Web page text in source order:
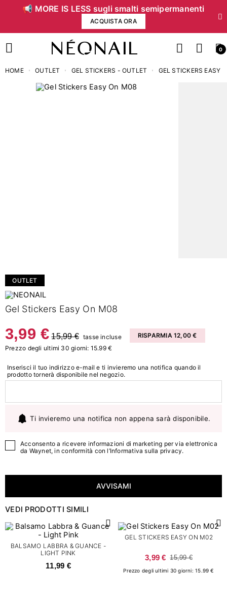
📢 MORE IS LESS sugli smalti semipermanenti
ACQUISTA ORA
0
HOME OUTLET GEL STICKERS - OUTLET GEL STICKERS EASY
OUTLET
Gel Stickers Easy On M08
3,99 € 15,99 € tasse incluse
RISPARMIA 12,00 €
Prezzo degli ultimi 30 giorni: 15.99 €
Inserisci il tuo indirizzo e-mail e ti invieremo una notifica quando il
prodotto tornerà disponibile nel negozio.
Ti invieremo una notifica non appena sarà disponibile.
Acconsento a ricevere informazioni di marketing per via elettronica
da Waynet, in conformità con l’Informativa sulla privacy.
AVVISAMI
VEDI PRODOTTI SIMILI
BALSAMO LABBRA & GUANCE -
LIGHT PINK
11,99 €
GEL STICKERS EASY ON M02
3,99 € 15,99 €
Prezzo degli ultimi 30 giorni: 15.99 €